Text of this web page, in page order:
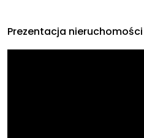
Prezentacja nieruchomości